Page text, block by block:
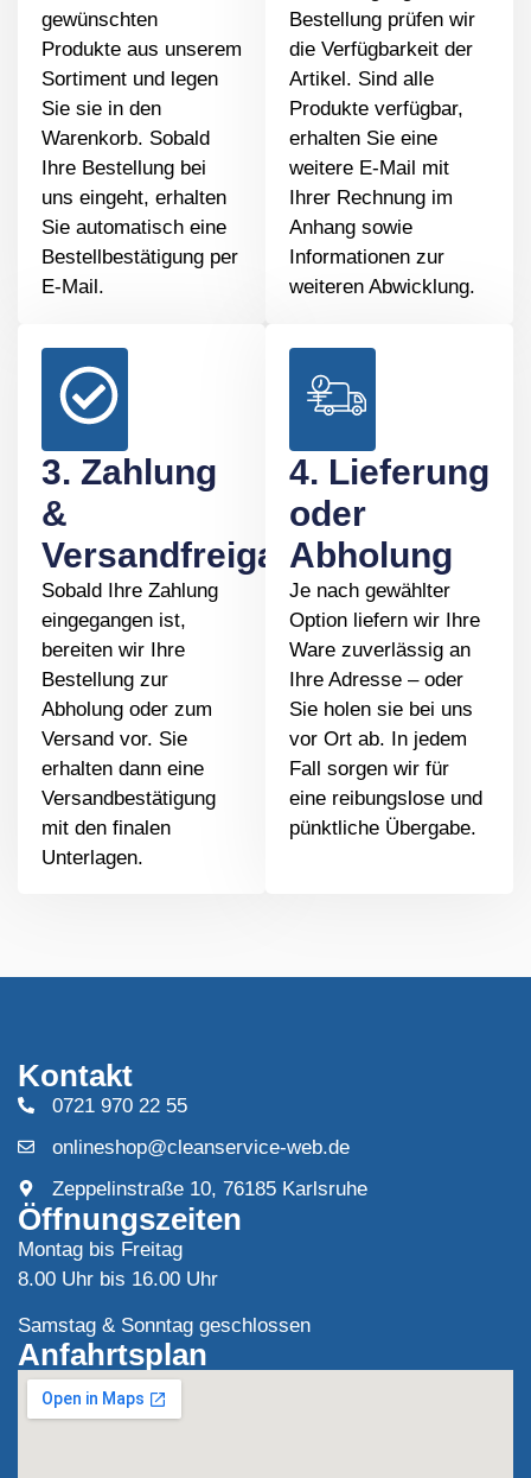
gewünschten
Produkte aus unserem
Sortiment und legen
Sie sie in den
Warenkorb. Sobald
Ihre Bestellung bei
uns eingeht, erhalten
Sie automatisch eine
Bestellbestätigung per
E-Mail.
Bestellung prüfen wir
die Verfügbarkeit der
Artikel. Sind alle
Produkte verfügbar,
erhalten Sie eine
weitere E-Mail mit
Ihrer Rechnung im
Anhang sowie
Informationen zur
weiteren Abwicklung.
3. Zahlung
&
Versandfreigabe
Sobald Ihre Zahlung
eingegangen ist,
bereiten wir Ihre
Bestellung zur
Abholung oder zum
Versand vor. Sie
erhalten dann eine
Versandbestätigung
mit den finalen
Unterlagen.
4. Lieferung
oder
Abholung
Je nach gewählter
Option liefern wir Ihre
Ware zuverlässig an
Ihre Adresse – oder
Sie holen sie bei uns
vor Ort ab. In jedem
Fall sorgen wir für
eine reibungslose und
pünktliche Übergabe.
Kontakt
0721 970 22 55
onlineshop@cleanservice-web.de
Zeppelinstraße 10, 76185 Karlsruhe
Öffnungszeiten
Montag bis Freitag
8.00 Uhr bis 16.00 Uhr
Samstag & Sonntag geschlossen
Anfahrtsplan